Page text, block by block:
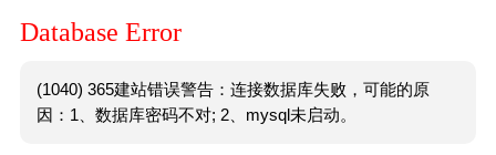
Database Error
(1040) 365建站错误警告：连接数据库失败，可能的原
因：1、数据库密码不对; 2、mysql未启动。